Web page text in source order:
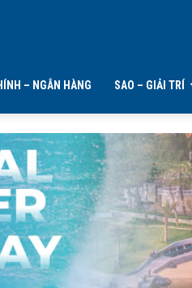
– NGÂN HÀNG SAO – GIẢI TRÍ